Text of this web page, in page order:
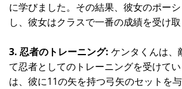
に学びました。その結果、彼女のポー
し、彼女はクラスで一番の成績を受け取
3. 忍者のトレーニング: ケンタくんは、
て忍者としてのトレーニングを受けて
は、彼に11の矢を持つ弓矢のセットを